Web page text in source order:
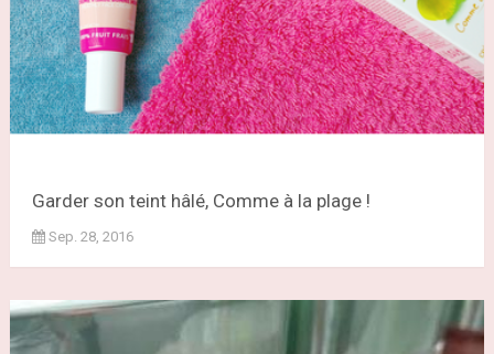
Garder son teint hâlé, Comme à la plage !
Sep. 28, 2016